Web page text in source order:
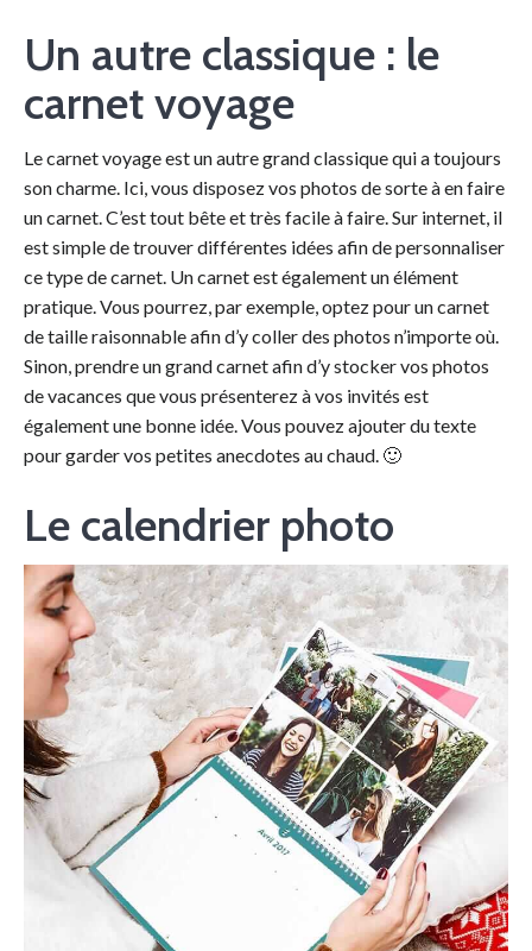
Un autre classique : le
carnet voyage
Le carnet voyage est un autre grand classique qui a toujours
son charme. Ici, vous disposez vos photos de sorte à en faire
un carnet. C’est tout bête et très facile à faire. Sur internet, il
est simple de trouver différentes idées afin de personnaliser
ce type de carnet. Un carnet est également un élément
pratique. Vous pourrez, par exemple, optez pour un carnet
de taille raisonnable afin d’y coller des photos n’importe où.
Sinon, prendre un grand carnet afin d’y stocker vos photos
de vacances que vous présenterez à vos invités est
également une bonne idée. Vous pouvez ajouter du texte
pour garder vos petites anecdotes au chaud. 🙂
Le calendrier photo